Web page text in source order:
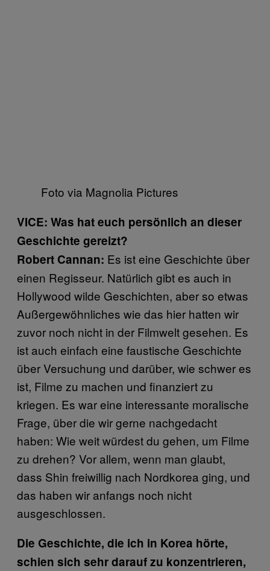
Foto via Magnolia Pictures
VICE: Was hat euch persönlich an dieser
Geschichte gereizt?
Robert Cannan: Es ist eine Geschichte über
einen Regisseur. Natürlich gibt es auch in
Hollywood wilde Geschichten, aber so etwas
Außergewöhnliches wie das hier hatten wir
zuvor noch nicht in der Filmwelt gesehen. Es
ist auch einfach eine faustische Geschichte
über Versuchung und darüber, wie schwer es
ist, Filme zu machen und finanziert zu
kriegen. Es war eine interessante moralische
Frage, über die wir gerne nachgedacht
haben: Wie weit würdest du gehen, um Filme
zu drehen? Vor allem, wenn man glaubt,
dass Shin freiwillig nach Nordkorea ging, und
das haben wir anfangs noch nicht
ausgeschlossen.
Die Geschichte, die ich in Korea hörte,
schien sich sehr darauf zu konzentrieren,